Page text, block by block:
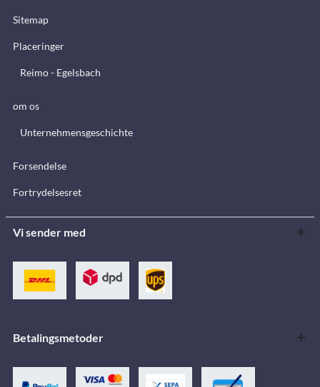
Sitemap
Placeringer
Reimo - Egelsbach
om os
Unternehmensgeschichte
Forsendelse
Fortrydelsesret
Vi sender med
Betalingsmetoder